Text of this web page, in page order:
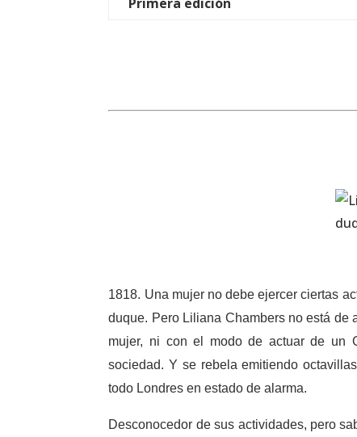
1818. Una mujer no debe ejercer ciertas
duque. Pero Liliana Chambers no está de
mujer, ni con el modo de actuar de un
sociedad. Y se rebela emitiendo
todo Londres en estado de alarma.
Desconocedor de sus actividades, pero